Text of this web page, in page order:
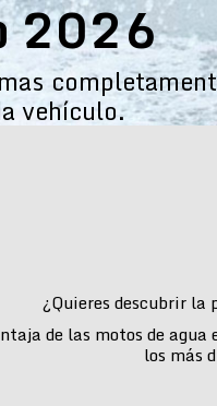
2026
vehículo.
¿Quieres descubrir la
de las motos de
los más